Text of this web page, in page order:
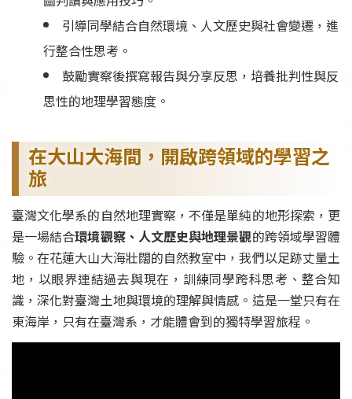
引導同學結合自然環境、人文歷史與社會變遷，進
行整合性思考。
鼓勵實察後撰寫報告與分享反思，培養批判性與反
思性的地理學習態度。
在大山大海間，開啟跨領域的學習之
旅
臺灣文化學系的自然地理實察，不僅是單純的地形探索，更
是一場結合環境觀察、人文歷史與地理景觀的跨領域學習體
驗。在花蓮大山大海壯闊的自然教室中，我們以足跡丈量土
地，以眼界連結過去與現在，訓練同學跨科思考、整合知
識，深化對臺灣土地與環境的理解與情感。這是一堂只有在
東海岸，只有在臺灣系，才能體會到的獨特學習旅程。